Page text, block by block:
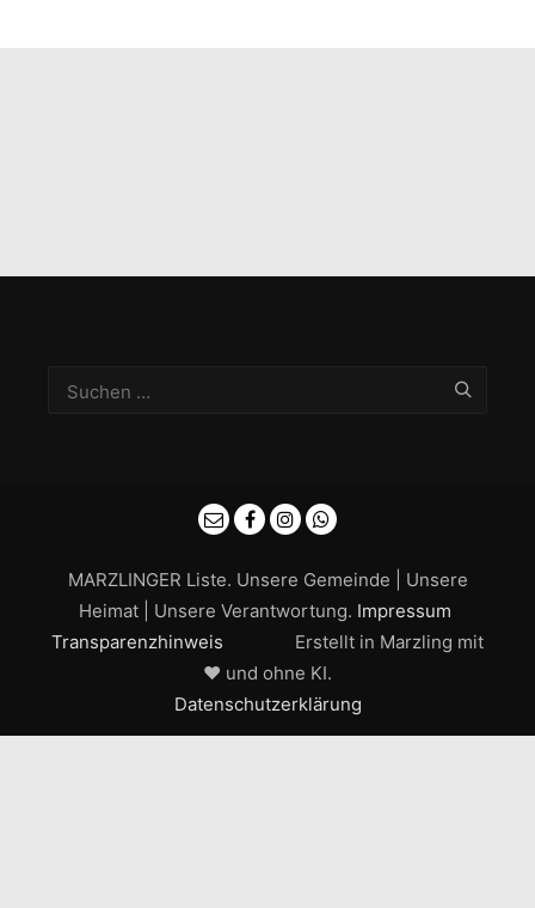
MARZLINGER Liste. Unsere Gemeinde | Unsere
Heimat | Unsere Verantwortung. Impressum
Transparenzhinweis Erstellt in Marzling mit
❤ und ohne KI.
Datenschutzerklärung